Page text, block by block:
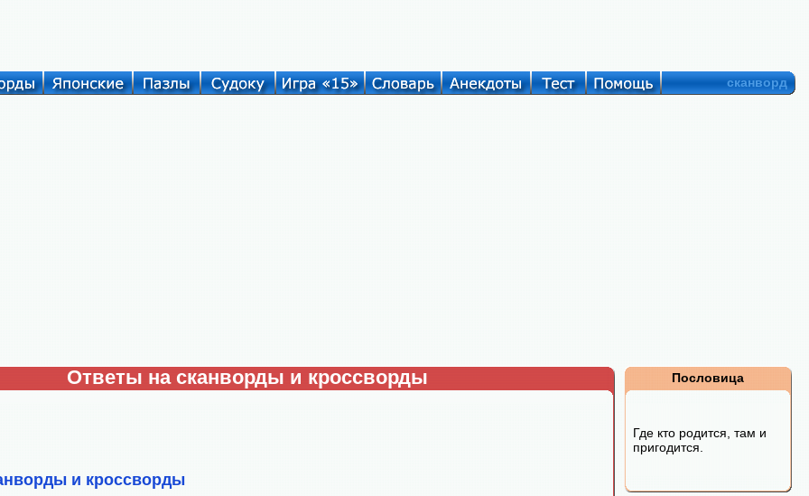
сканворд
Ответы на сканворды и кроссворды
и кроссворды
Пословица
Где кто родится, там и
пригодится.